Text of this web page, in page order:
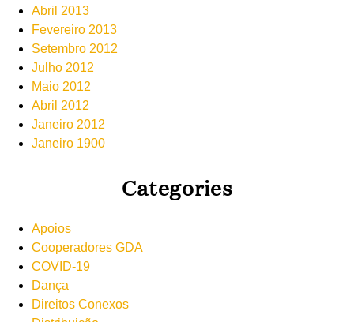
Abril 2013
Fevereiro 2013
Setembro 2012
Julho 2012
Maio 2012
Abril 2012
Janeiro 2012
Janeiro 1900
Categories
Apoios
Cooperadores GDA
COVID-19
Dança
Direitos Conexos